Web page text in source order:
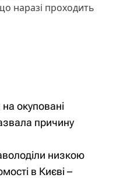
наразі проходить
окуповані
причину
низкою
в Києві –